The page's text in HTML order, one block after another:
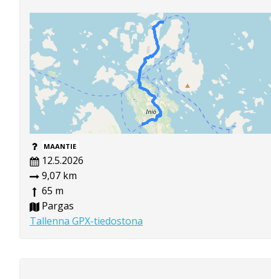
MAANTIE
12.5.2026
9,07 km
65 m
Pargas
Tallenna GPX-tiedostona